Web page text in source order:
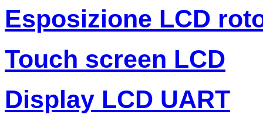
Esposizione LCD
Touch screen LCD
Display LCD UART